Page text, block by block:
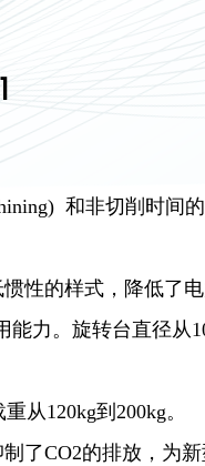
和非切削时间
性的样式，降低了
力。旋转台直径从
从120kg到200kg。
了CO2的排放，为新